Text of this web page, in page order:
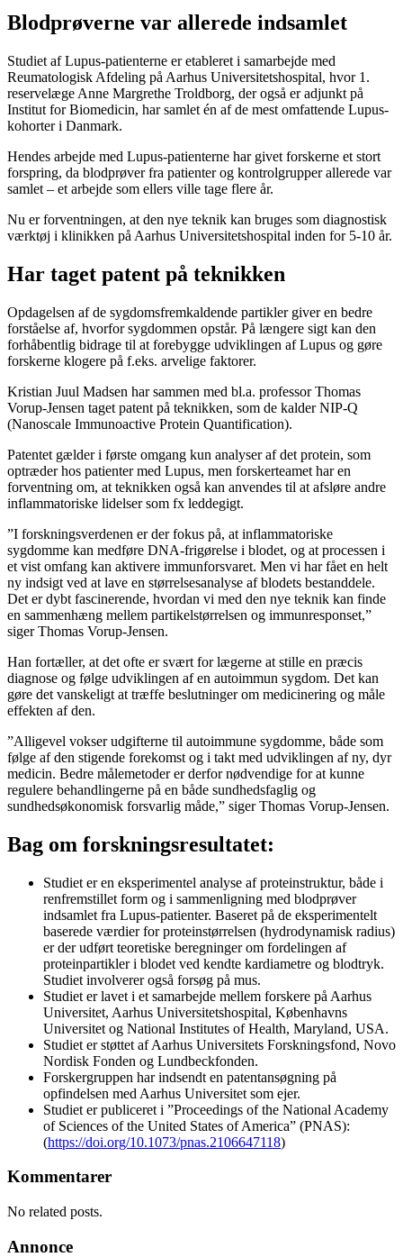
Blodprøverne var allerede indsamlet
Studiet af Lupus-patienterne er etableret i samarbejde med
Reumatologisk Afdeling på Aarhus Universitetshospital, hvor 1.
reservelæge Anne Margrethe Troldborg, der også er adjunkt på
Institut for Biomedicin, har samlet én af de mest omfattende Lupus-
kohorter i Danmark.
Hendes arbejde med Lupus-patienterne har givet forskerne et stort
forspring, da blodprøver fra patienter og kontrolgrupper allerede var
samlet – et arbejde som ellers ville tage flere år.
Nu er forventningen, at den nye teknik kan bruges som diagnostisk
værktøj i klinikken på Aarhus Universitetshospital inden for 5-10 år.
Har taget patent på teknikken
Opdagelsen af de sygdomsfremkaldende partikler giver en bedre
forståelse af, hvorfor sygdommen opstår. På længere sigt kan den
forhåbentlig bidrage til at forebygge udviklingen af Lupus og gøre
forskerne klogere på f.eks. arvelige faktorer.
Kristian Juul Madsen har sammen med bl.a. professor Thomas
Vorup-Jensen taget patent på teknikken, som de kalder NIP-Q
(Nanoscale Immunoactive Protein Quantification).
Patentet gælder i første omgang kun analyser af det protein, som
optræder hos patienter med Lupus, men forskerteamet har en
forventning om, at teknikken også kan anvendes til at afsløre andre
inflammatoriske lidelser som fx leddegigt.
”I forskningsverdenen er der fokus på, at inflammatoriske
sygdomme kan medføre DNA-frigørelse i blodet, og at processen i
et vist omfang kan aktivere immunforsvaret. Men vi har fået en helt
ny indsigt ved at lave en størrelsesanalyse af blodets bestanddele.
Det er dybt fascinerende, hvordan vi med den nye teknik kan finde
en sammenhæng mellem partikelstørrelsen og immunresponset,”
siger Thomas Vorup-Jensen.
Han fortæller, at det ofte er svært for lægerne at stille en præcis
diagnose og følge udviklingen af en autoimmun sygdom. Det kan
gøre det vanskeligt at træffe beslutninger om medicinering og måle
effekten af den.
”Alligevel vokser udgifterne til autoimmune sygdomme, både som
følge af den stigende forekomst og i takt med udviklingen af ny, dyr
medicin. Bedre målemetoder er derfor nødvendige for at kunne
regulere behandlingerne på en både sundhedsfaglig og
sundhedsøkonomisk forsvarlig måde,” siger Thomas Vorup-Jensen.
Bag om forskningsresultatet:
Studiet er en eksperimentel analyse af proteinstruktur, både i
renfremstillet form og i sammenligning med blodprøver
indsamlet fra Lupus-patienter. Baseret på de eksperimentelt
baserede værdier for proteinstørrelsen (hydrodynamisk radius)
er der udført teoretiske beregninger om fordelingen af
proteinpartikler i blodet ved kendte kardiametre og blodtryk.
Studiet involverer også forsøg på mus.
Studiet er lavet i et samarbejde mellem forskere på Aarhus
Universitet, Aarhus Universitetshospital, Københavns
Universitet og National Institutes of Health, Maryland, USA.
Studiet er støttet af Aarhus Universitets Forskningsfond, Novo
Nordisk Fonden og Lundbeckfonden.
Forskergruppen har indsendt en patentansøgning på
opfindelsen med Aarhus Universitet som ejer.
Studiet er publiceret i ”Proceedings of the National Academy
of Sciences of the United States of America” (PNAS):
(https://doi.org/10.1073/pnas.2106647118)
Kommentarer
No related posts.
Annonce